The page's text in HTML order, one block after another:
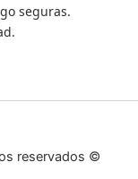
seguras.
reservados ©